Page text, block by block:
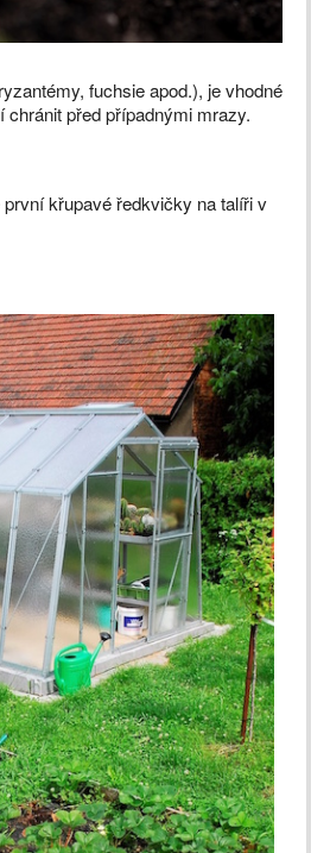
fuchsie apod.), je vhodné
před případnými mrazy.
křupavé ředkvičky na talíři v